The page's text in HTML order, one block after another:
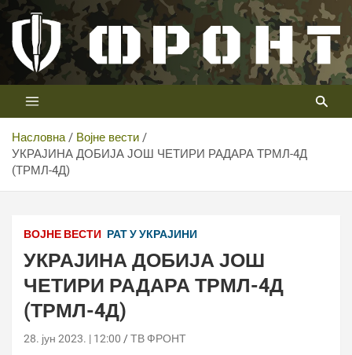
Скип
цонтент
Телевизија ФРОНТ
Први војни канал у Србији
Насловна
Војне вести
УКРАЈИНА ДОБИЈА ЈОШ ЧЕТИРИ РАДАРА ТРМЛ-4Д
(ТРМЛ-4Д)
ВОЈНЕ ВЕСТИ РАТ У УКРАЈИНИ
УКРАЈИНА ДОБИЈА ЈОШ
ЧЕТИРИ РАДАРА ТРМЛ-4Д
(ТРМЛ-4Д)
28. јун 2023. | 12:00 ТВ ФРОНТ